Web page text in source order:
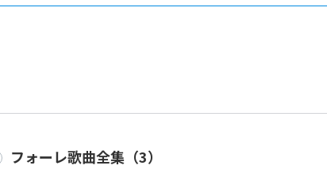
フォーレ歌曲全集（3）